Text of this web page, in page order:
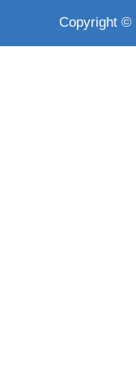
Copyright ©